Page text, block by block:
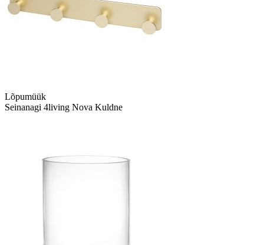
Lõpumüük
Seinanagi 4living Nova Kuldne